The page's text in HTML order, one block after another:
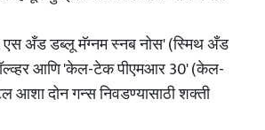
एस अँड डब्लू मॅग्नम स्नब नोस' (स्मिथ अँड
आणि 'केल-टेक पीएमआर 30' (केल-
आशा दोन गन्स निवडण्यासाठी शक्ती